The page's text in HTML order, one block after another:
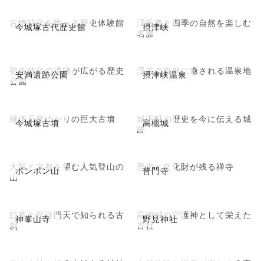
今城塚古代歴史館
古墳時代を学べる歴史体験館 摂津峡
渓谷美と四季の自然を楽しむ
名勝
安満遺跡公園
弥生時代の遺跡が広がる歴史
公園
摂津峡温泉
渓谷の自然に癒される温泉地
今城塚古墳
継体天皇ゆかりの巨大古墳 高槻城
城下町の歴史を今に伝える城
跡
ポンポン山
大阪と京都を望む人気登山の
山
普門寺
歴史と文化財が残る禅寺
神峯山寺
紅葉と毘沙門天で知られる古
刹
野見神社
高槻城の守護神として栄えた
古社